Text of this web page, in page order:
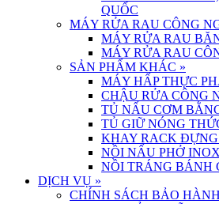
QUỐC
MÁY RỬA RAU CÔNG
MÁY RỬA RAU
MÁY RỬA RAU
SẢN PHẨM KHÁC »
MÁY HẤP THỰC
CHẬU RỬA CÔNG
TỦ NẤU CƠM
TỦ GIỮ NÓNG
KHAY RACK
NỒI NẤU PHỞ
NỒI TRÁNG BÁNH
DỊCH VỤ »
CHÍNH SÁCH BẢO